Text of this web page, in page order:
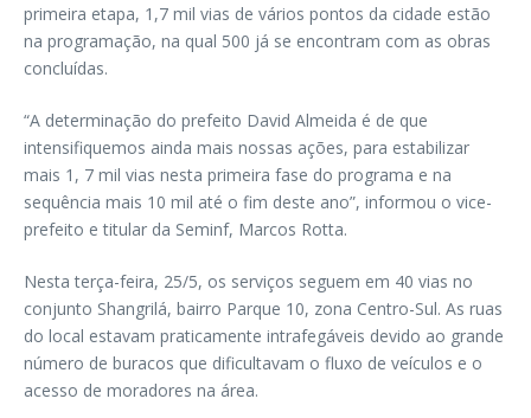
primeira etapa, 1,7 mil vias de vários pontos da cidade estão
na programação, na qual 500 já se encontram com as obras
concluídas.
“A determinação do prefeito David Almeida é de que
intensifiquemos ainda mais nossas ações, para estabilizar
mais 1, 7 mil vias nesta primeira fase do programa e na
sequência mais 10 mil até o fim deste ano”, informou o vice-
prefeito e titular da Seminf, Marcos Rotta.
Nesta terça-feira, 25/5, os serviços seguem em 40 vias no
conjunto Shangrilá, bairro Parque 10, zona Centro-Sul. As ruas
do local estavam praticamente intrafegáveis devido ao grande
número de buracos que dificultavam o fluxo de veículos e o
acesso de moradores na área.